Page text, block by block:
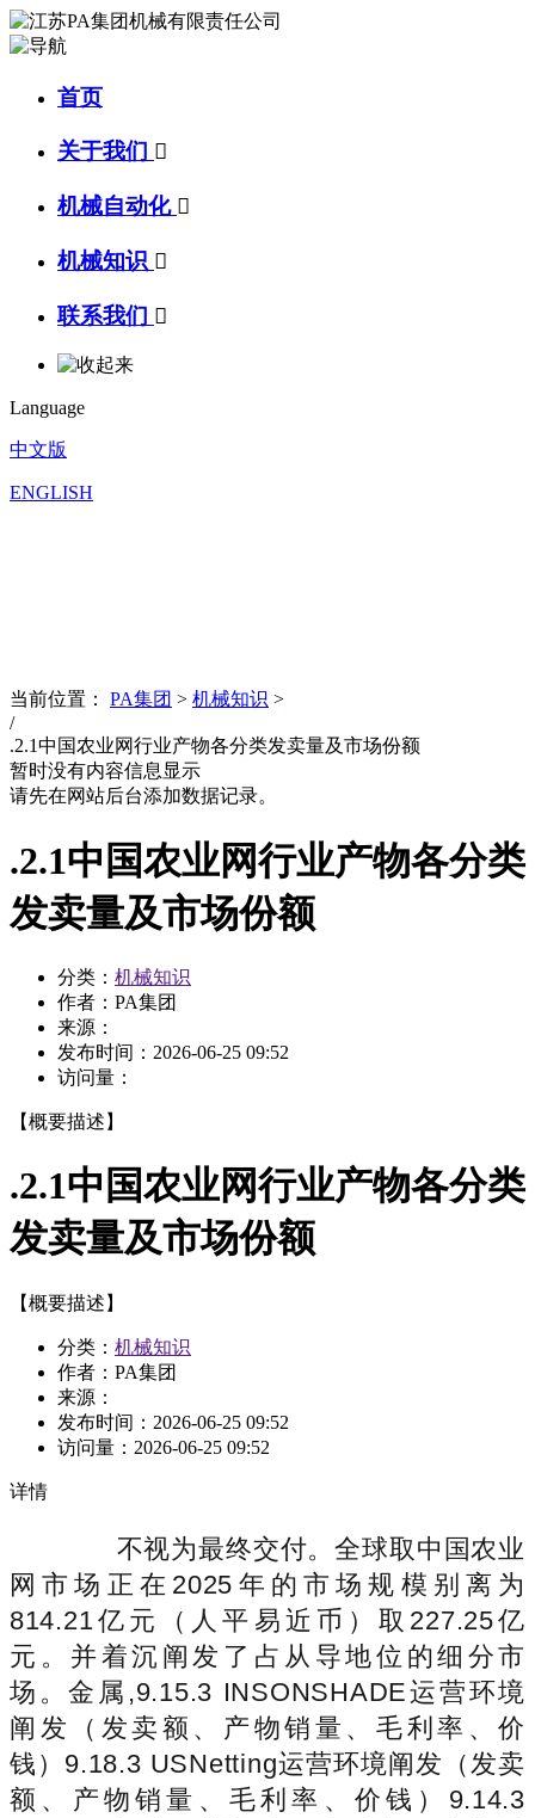
首页
关于我们 
机械自动化 
机械知识 
联系我们 
Language
中文版
ENGLISH
当前位置： PA集团 > 机械知识 >
/
.2.1中国农业网行业产物各分类发卖量及市场份额
暂时没有内容信息显示
请先在网站后台添加数据记录。
.2.1中国农业网行业产物各分类
发卖量及市场份额
分类： 机械知识
作者：PA集团
来源：
发布时间： 2026-06-25 09:52
访问量：
【概要描述】
.2.1中国农业网行业产物各分类
发卖量及市场份额
【概要描述】
分类： 机械知识
作者：PA集团
来源：
发布时间： 2026-06-25 09:52
访问量： 2026-06-25 09:52
详情
不视为最终交付。全球取中国农业
网市场正在2025年的市场规模别离为
814.21亿元（人平易近币）取227.25亿
元。并着沉阐发了占从导地位的细分市
场。金属,9.15.3 INSONSHADE运营环境
阐发（发卖额、产物销量、毛利率、价
钱）9.18.3 USNetting运营环境阐发（发卖
额、产物销量、毛利率、价钱）9.14.3